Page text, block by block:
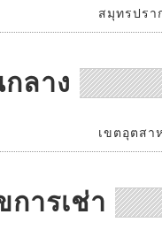
สมุทรปรา
ลาง
เขตอุตสา
การเช่า